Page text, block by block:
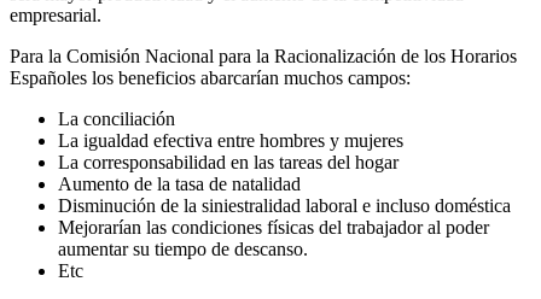
empresarial.
Para la Comisión Nacional para la Racionalización de los Horarios
Españoles los beneficios abarcarían muchos campos:
La conciliación
La igualdad efectiva entre hombres y mujeres
La corresponsabilidad en las tareas del hogar
Aumento de la tasa de natalidad
Disminución de la siniestralidad laboral e incluso doméstica
Mejorarían las condiciones físicas del trabajador al poder
aumentar su tiempo de descanso.
Etc